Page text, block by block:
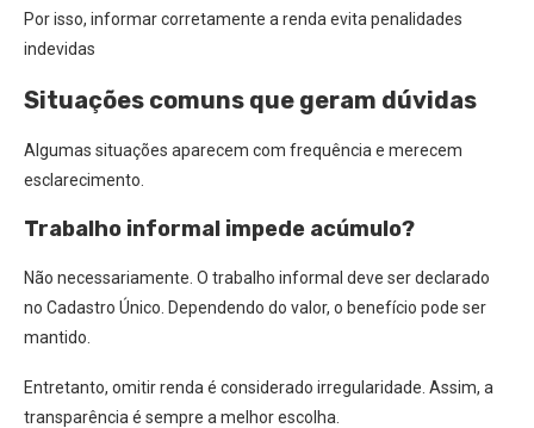
Por isso, informar corretamente a renda evita penalidades
indevidas
Situações comuns que geram dúvidas
Algumas situações aparecem com frequência e merecem
esclarecimento.
Trabalho informal impede acúmulo?
Não necessariamente. O trabalho informal deve ser declarado
no Cadastro Único. Dependendo do valor, o benefício pode ser
mantido.
Entretanto, omitir renda é considerado irregularidade. Assim, a
transparência é sempre a melhor escolha.